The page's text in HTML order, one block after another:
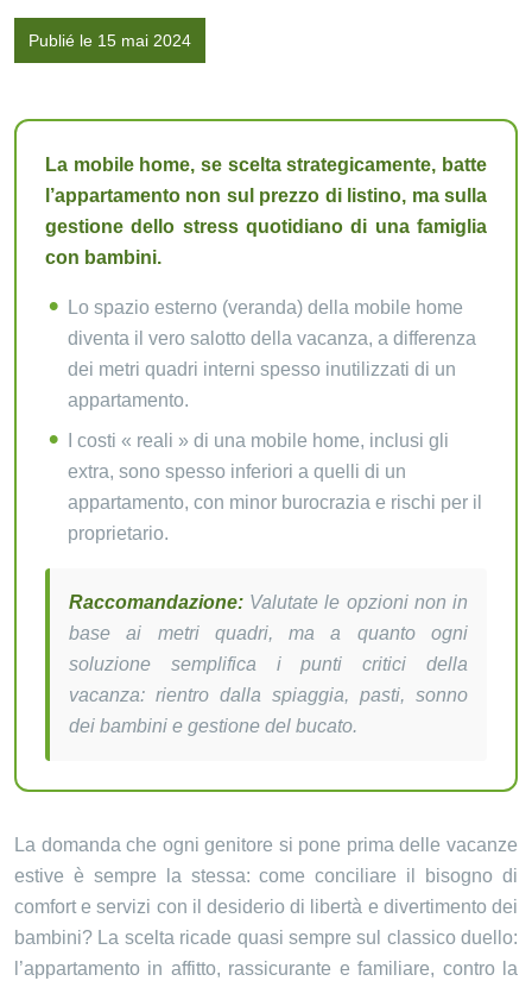
Publié le 15 mai 2024
La mobile home, se scelta strategicamente, batte
l’appartamento non sul prezzo di listino, ma sulla
gestione dello stress quotidiano di una famiglia
con bambini.
Lo spazio esterno (veranda) della mobile home
diventa il vero salotto della vacanza, a differenza
dei metri quadri interni spesso inutilizzati di un
appartamento.
I costi « reali » di una mobile home, inclusi gli
extra, sono spesso inferiori a quelli di un
appartamento, con minor burocrazia e rischi per il
proprietario.
Raccomandazione: Valutate le opzioni non in
base ai metri quadri, ma a quanto ogni
soluzione semplifica i punti critici della
vacanza: rientro dalla spiaggia, pasti, sonno
dei bambini e gestione del bucato.
La domanda che ogni genitore si pone prima delle vacanze
estive è sempre la stessa: come conciliare il bisogno di
comfort e servizi con il desiderio di libertà e divertimento dei
bambini? La scelta ricade quasi sempre sul classico duello:
l’appartamento in affitto, rassicurante e familiare, contro la